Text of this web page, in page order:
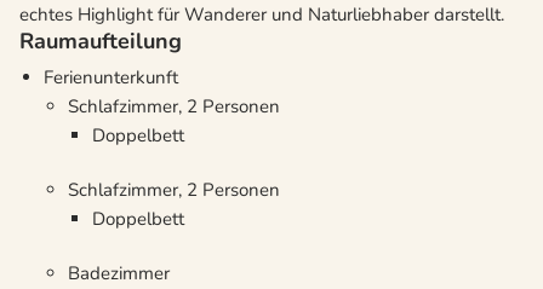
echtes Highlight für Wanderer und Naturliebhaber darstellt.
Raumaufteilung
Ferienunterkunft
Schlafzimmer, 2 Personen
Doppelbett
Schlafzimmer, 2 Personen
Doppelbett
Badezimmer